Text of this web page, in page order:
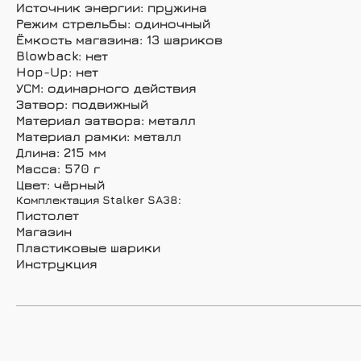
Источник энергии: пружина
Режим стрельбы: одиночный
Ёмкость магазина: 13 шариков
Blowback: нет
Hop-Up: нет
УСМ: одинарного действия
Затвор: подвижный
Материал затвора: металл
Материал рамки: металл
Длина: 215 мм
Масса: 570 г
Цвет: чёрный
Комплектация Stalker SA38:
Пистолет
Магазин
Пластиковые шарики
Инструкция